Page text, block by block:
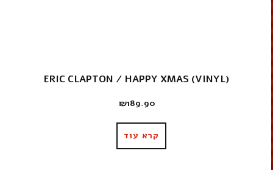
ERIC CLAPTON ‎/ HAPPY XMAS (VINYL)
₪189.90
קרא עוד